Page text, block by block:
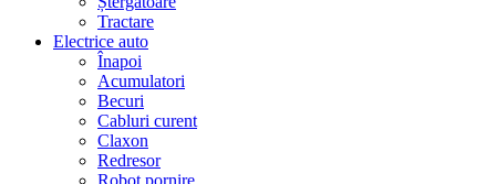
Tractare
Electrice auto
Înapoi
Acumulatori
Becuri
Cabluri curent
Claxon
Redresor